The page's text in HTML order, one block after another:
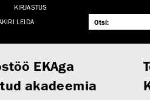
KIRJASTUS
LEIDA
EKAga
akadeemia